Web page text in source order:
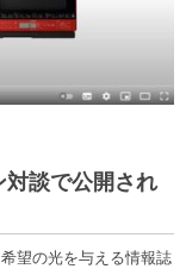
対談で公開され
望の光を与える情報誌